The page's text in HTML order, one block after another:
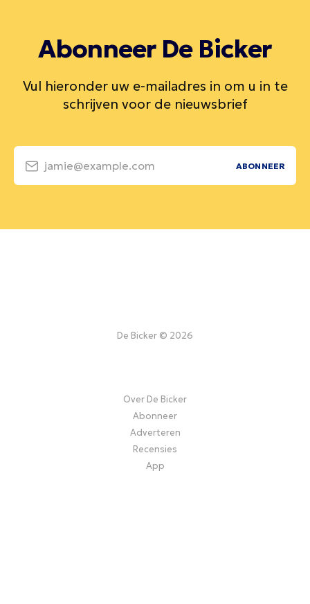
Abonneer De Bicker
Vul hieronder uw e-mailadres in om u in te
schrijven voor de nieuwsbrief
jamie@example.com ABONNEER
De Bicker © 2026
Over De Bicker
Abonneer
Adverteren
Recensies
App